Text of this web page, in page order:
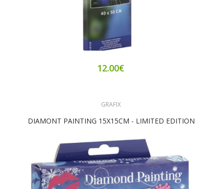
12.00€
GRAFIX
DIAMONT PAINTING 15X15CM - LIMITED EDITION